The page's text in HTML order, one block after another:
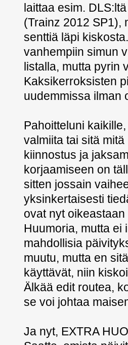
laittaa esim.
(Trainz 2012 SP1),
senttiä läpi
vanhempiin simun
listalla, mutta pyrin
Kaksikerroksisten
uudemmissa ilman
Pahoitteluni
valmiita tai sitä
kiinnostus ja
korjaamiseen on
sitten jossain
yksinkertaisesti
ovat nyt
Huumoria, mutta ei
mahdollisia
muutu, mutta en
käyttävät, niin
Älkää edit routea,
se voi johtaa
Ja nyt, EXTRA